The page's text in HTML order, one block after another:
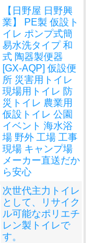
【日野屋 日野興
業】 PE製 仮設ト
イレ ポンプ式簡
易水洗タイプ 和
式 陶器製便器
[GX-AQP] 仮設便
所 災害用トイレ
現場用トイレ 防
災トイレ 農業用
仮設トイレ 公園
イベント 海水浴
場 野外 工場 工事
現場 キャンプ場
メーカー直送だか
ら安心
次世代主力トイレ
として、リサイク
ル可能なポリエチ
レン製トイレで
す。